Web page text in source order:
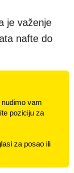
je važenje
nafte do
vam
poziciju za
za posao ili